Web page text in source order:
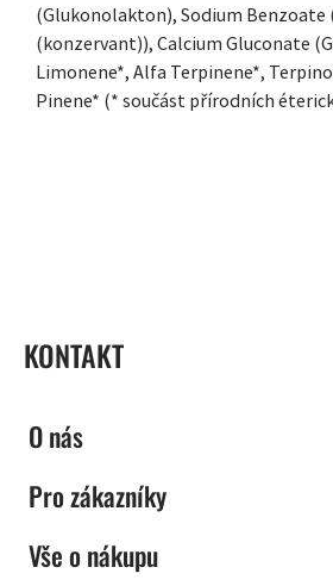
(Glukonolakton), Sodium Benzoate
(konzervant)), Calcium Gluconate
Limonene*, Alfa Terpinene*,
Pinene* (* součást přírodních
KONTAKT
O nás
Pro zákazníky
Vše o nákupu